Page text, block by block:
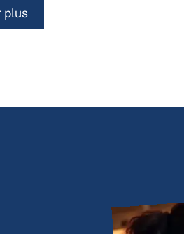
plus